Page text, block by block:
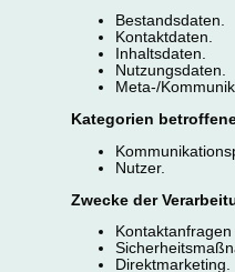
Bestandsdaten.
Kontaktdaten.
Inhaltsdaten.
Nutzungsdaten.
Meta-/
Kategorien
Nutzer.
Zwecke der
Direktmarketing.